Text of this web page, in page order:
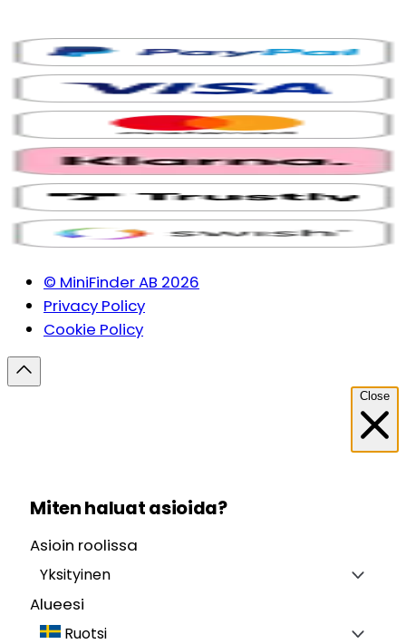
© MiniFinder AB 2026
Privacy Policy
Cookie Policy
Close
Miten haluat asioida?
Asioin roolissa
Yksityinen
Alueesi
Ruotsi